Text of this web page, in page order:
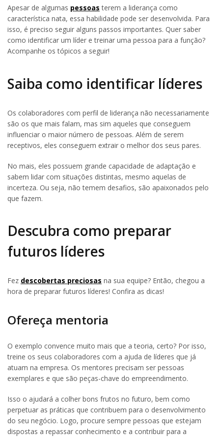
Apesar de algumas pessoas terem a liderança como
característica nata, essa habilidade pode ser desenvolvida. Para
isso, é preciso seguir alguns passos importantes. Quer saber
como identificar um líder e treinar uma pessoa para a função?
Acompanhe os tópicos a seguir!
Saiba como identificar líderes
Os colaboradores com perfil de liderança não necessariamente
são os que mais falam, mas sim aqueles que conseguem
influenciar o maior número de pessoas. Além de serem
receptivos, eles conseguem extrair o melhor dos seus pares.
No mais, eles possuem grande capacidade de adaptação e
sabem lidar com situações distintas, mesmo aquelas de
incerteza. Ou seja, não temem desafios, são apaixonados pelo
que fazem.
Descubra como preparar
futuros líderes
Fez descobertas preciosas na sua equipe? Então, chegou a
hora de preparar futuros líderes! Confira as dicas!
Ofereça mentoria
O exemplo convence muito mais que a teoria, certo? Por isso,
treine os seus colaboradores com a ajuda de líderes que já
atuam na empresa. Os mentores precisam ser pessoas
exemplares e que são peças-chave do empreendimento.
Isso o ajudará a colher bons frutos no futuro, bem como
perpetuar as práticas que contribuem para o desenvolvimento
do seu negócio. Logo, procure sempre pessoas que estejam
dispostas a repassar conhecimento e a contribuir para a